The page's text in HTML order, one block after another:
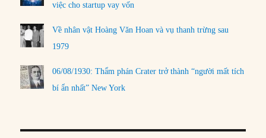
việc cho startup vay vốn
Về nhân vật Hoàng Văn Hoan và vụ thanh trừng sau
1979
06/08/1930: Thẩm phán Crater trở thành “người mất tích
bí ẩn nhất” New York